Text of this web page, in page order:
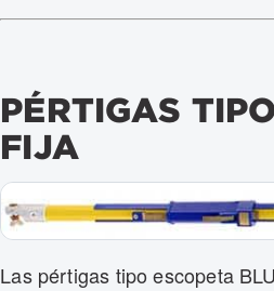
PÉRTIGAS
FIJA
Las pértigas tipo escopeta